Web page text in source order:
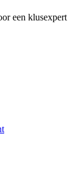
een klusexpert